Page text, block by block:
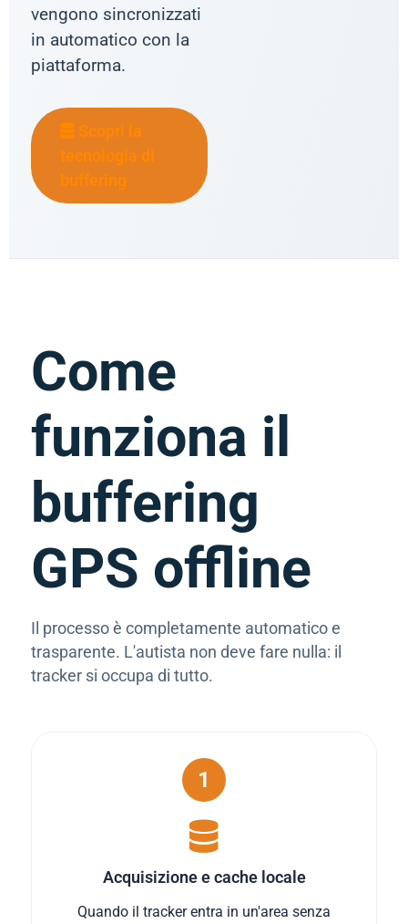
vengono sincronizzati
in automatico con la
piattaforma.
Scopri la
tecnologia di
buffering
Come
funziona il
buffering
GPS offline
Il processo è completamente automatico e
trasparente. L'autista non deve fare nulla: il
tracker si occupa di tutto.
1
Acquisizione e cache locale
Quando il tracker entra in un'area senza